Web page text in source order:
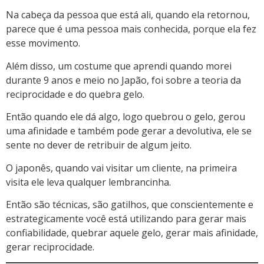
Na cabeça da pessoa que está ali, quando ela retornou,
parece que é uma pessoa mais conhecida, porque ela fez
esse movimento.
Além disso, um costume que aprendi quando morei
durante 9 anos e meio no Japão, foi sobre a teoria da
reciprocidade e do quebra gelo.
Então quando ele dá algo, logo quebrou o gelo, gerou
uma afinidade e também pode gerar a devolutiva, ele se
sente no dever de retribuir de algum jeito.
O japonês, quando vai visitar um cliente, na primeira
visita ele leva qualquer lembrancinha.
Então são técnicas, são gatilhos, que conscientemente e
estrategicamente você está utilizando para gerar mais
confiabilidade, quebrar aquele gelo, gerar mais afinidade,
gerar reciprocidade.